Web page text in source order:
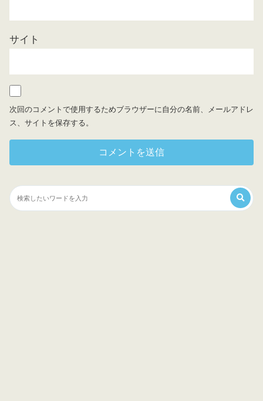
サイト
次回のコメントで使用するためブラウザーに自分の名前、メールアドレ
ス、サイトを保存する。